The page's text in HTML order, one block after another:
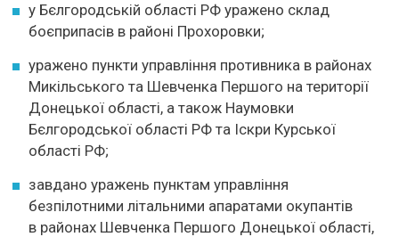
у Бєлгородській області РФ уражено склад
боєприпасів в районі Прохоровки;
уражено пункти управління противника в районах
Микільського та Шевченка Першого на території
Донецької області, а також Наумовки
Бєлгородської області РФ та Іскри Курської
області РФ;
завдано уражень пунктам управління
безпілотними літальними апаратами окупантів
в районах Шевченка Першого Донецької області,